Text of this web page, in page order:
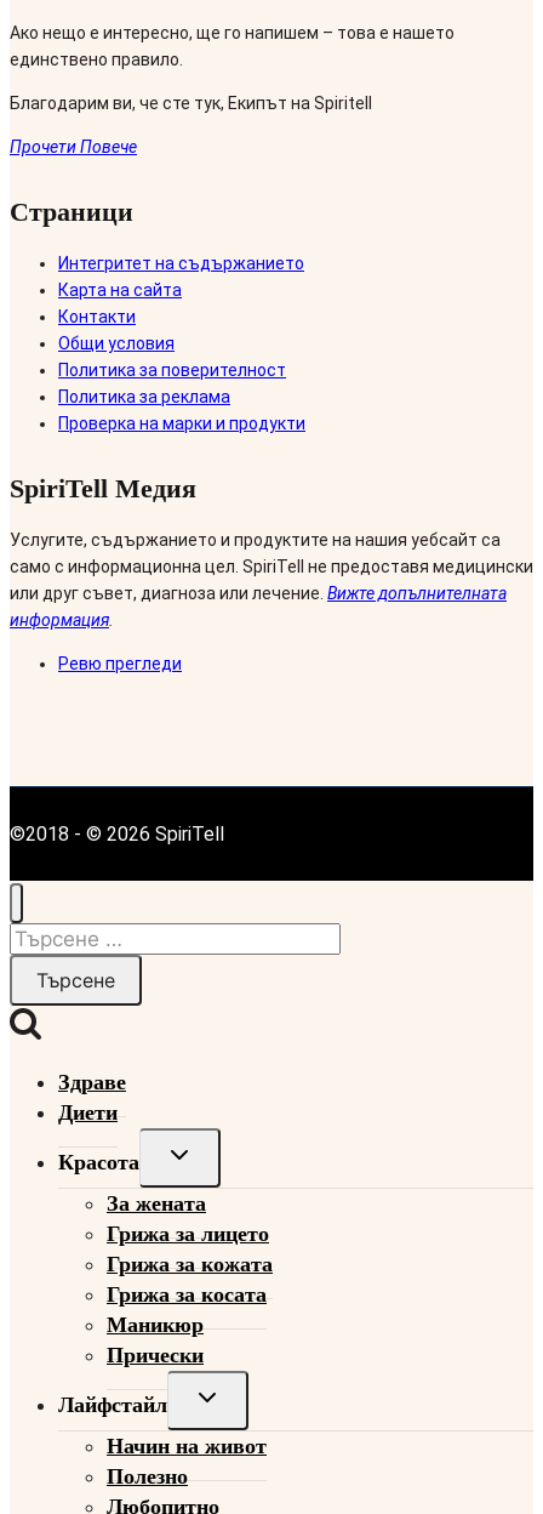
Ако нещо е интересно, ще го напишем – това е нашето
единствено правило.
Благодарим ви, че сте тук, Екипът на Spiritell
Прочети Повече
Страници
Интегритет на съдържанието
Карта на сайта
Контакти
Общи условия
Политика за поверителност
Политика за реклама
Проверка на марки и продукти
SpiriTell Медия
Услугите, съдържанието и продуктите на нашия уебсайт са
само с информационна цел. SpiriTell не предоставя медицински
или друг съвет, диагноза или лечение. Вижте допълнителната
информация.
Ревю прегледи
©2018 - © 2026 SpiriTell
Търсене
Здраве
Диети
Красота
Toggle
menu
За жената
Грижа за лицето
Грижа за кожата
Грижа за косата
Маникюр
Прически
Лайфстайл
Toggle
menu
Начин на живот
Полезно
Любопитно